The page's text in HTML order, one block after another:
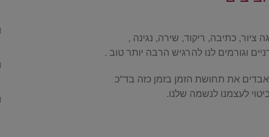
כתיבה, ריקוד, שירה, נגינה ,
וגורמים לנו להרגיש הרבה יותר טוב .
את תחושת הזמן בזמן כזה בד"כ
לעצמנו לנשמה שלנו.